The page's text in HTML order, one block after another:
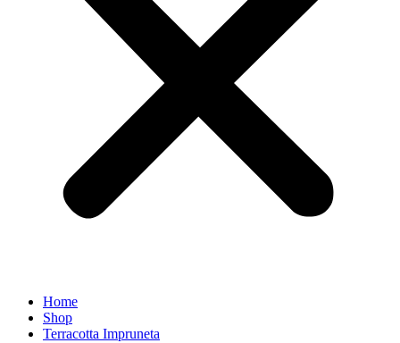
Home
Shop
Terracotta Impruneta